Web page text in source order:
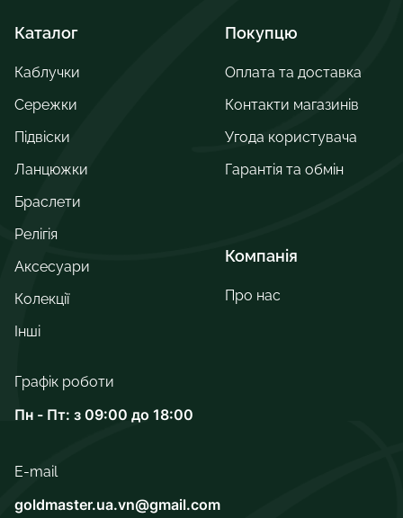
Каталог
Каблучки
Сережки
Підвіски
Ланцюжки
Браслети
Релігія
Аксесуари
Колекції
Інші
Покупцю
Оплата та доставка
Контакти магазинів
Угода користувача
Гарантія та обмін
Компанія
Про нас
Графік роботи
Пн - Пт: з 09:00 до 18:00
E-mail
goldmaster.ua.vn@gmail.com